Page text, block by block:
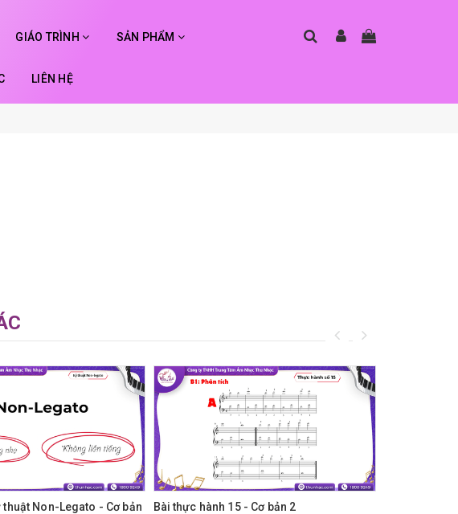
GIÁO TRÌNH SẢN PHẨM
LIÊN HỆ
thuật Non-Legato - Cơ bản
Bài thực hành 15 - Cơ bản 2